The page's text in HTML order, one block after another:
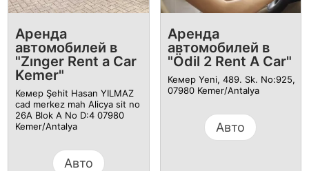
Аренда
автомобилей в
"Zınger Rent a Car
Kemer"
Кемер Şehit Hasan YILMAZ
cad merkez mah Alicya sit no
26A Blok A No D:4 07980
Kemer/Antalya
Авто
Аренда
автомобилей в
"Ödil 2 Rent A Car"
Кемер Yeni, 489. Sk. No:925,
07980 Kemer/Antalya
Авто